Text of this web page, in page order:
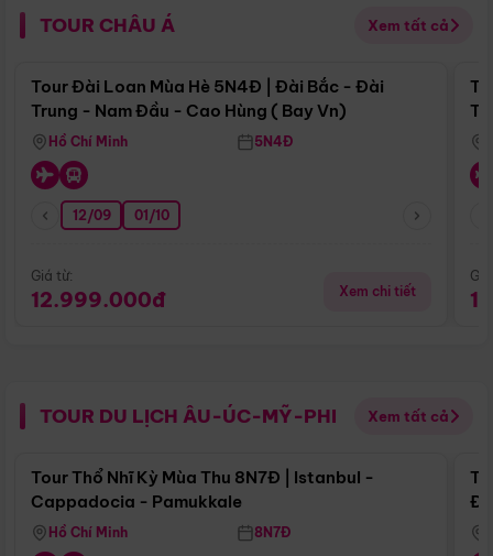
TOUR CHÂU Á Xem tất cả
Điểm nổi bật
Tour Đài Loan Mùa Hè 5N4Đ | Đài Bắc - Đài
Trung - Nam Đầu - Cao Hùng ( Bay Vn)
Hồ Chí Minh 5N4Đ
12/09 01/10
Giá từ:
12.999.000đ Xem chi tiết
TOUR DU LỊCH ÂU-ÚC-MỸ-PHI Xem tất cả
Điểm nổi bật
Tour Thổ Nhĩ Kỳ Mùa Thu 8N7Đ | Istanbul -
Cappadocia - Pamukkale
Hồ Chí Minh 8N7Đ